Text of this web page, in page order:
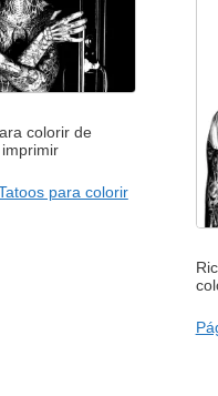
colorir de
para colorir